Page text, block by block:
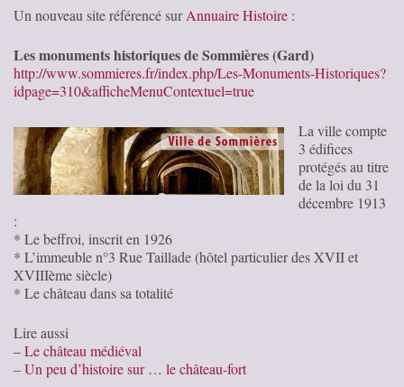
Un nouveau site référencé surAnnuaire Histoire :
Les monuments historiques de Sommières (Gard)
http://www.sommieres.fr/index.php/Les-Monuments-Historiques?
idpage=310&afficheMenuContextuel=true
La ville compte
3 édifices
protégés au titre
de la loi du 31
décembre 1913
:
* Le beffroi, inscrit en 1926
* L’immeuble n°3 Rue Taillade (hôtel particulier des XVII et
XVIIIème siècle)
* Le château dans sa totalité
Lire aussi
–Le château médiéval
–Un peu d’histoire sur … le château-fort